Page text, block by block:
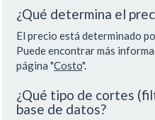
¿Qué determina el
El precio está determinado
Puede encontrar más
página "Costo".
¿Qué tipo de cortes
base de datos?